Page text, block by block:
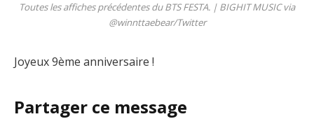
Toutes les affiches précédentes du BTS FESTA. | BIGHIT MUSIC via
@winnttaebear/Twitter
Joyeux 9ème anniversaire !
Partager ce message